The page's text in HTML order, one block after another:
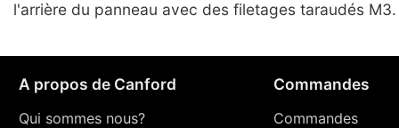
l'arrière du panneau avec des filetages taraudés M3.
A propos de Canford
Qui sommes nous?
Commandes
Commandes